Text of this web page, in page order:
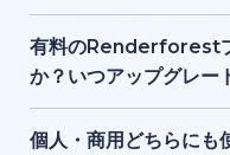
Renderforest は、構
最適で、フルスケール
ありません。プロ品質
ダクションツールの完
有料のRenderforest
か？いつアップグレー
有料プランは手頃な月
画の長さ、書き出し品
個人・商用どちらにも